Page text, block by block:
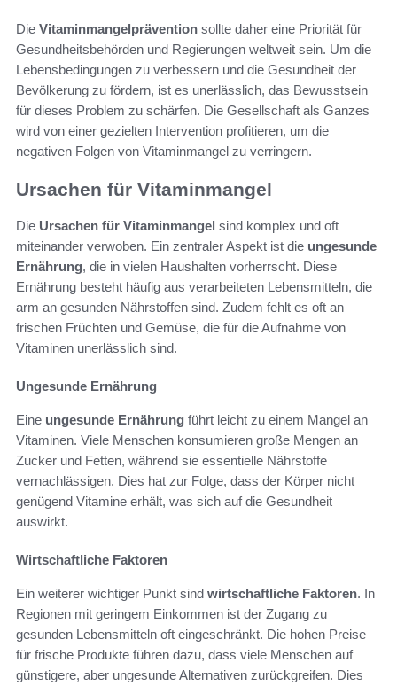
Die Vitaminmangelprävention sollte daher eine Priorität für
Gesundheitsbehörden und Regierungen weltweit sein. Um die
Lebensbedingungen zu verbessern und die Gesundheit der
Bevölkerung zu fördern, ist es unerlässlich, das Bewusstsein
für dieses Problem zu schärfen. Die Gesellschaft als Ganzes
wird von einer gezielten Intervention profitieren, um die
negativen Folgen von Vitaminmangel zu verringern.
Ursachen für Vitaminmangel
Die Ursachen für Vitaminmangel sind komplex und oft
miteinander verwoben. Ein zentraler Aspekt ist die ungesunde
Ernährung, die in vielen Haushalten vorherrscht. Diese
Ernährung besteht häufig aus verarbeiteten Lebensmitteln, die
arm an gesunden Nährstoffen sind. Zudem fehlt es oft an
frischen Früchten und Gemüse, die für die Aufnahme von
Vitaminen unerlässlich sind.
Ungesunde Ernährung
Eine ungesunde Ernährung führt leicht zu einem Mangel an
Vitaminen. Viele Menschen konsumieren große Mengen an
Zucker und Fetten, während sie essentielle Nährstoffe
vernachlässigen. Dies hat zur Folge, dass der Körper nicht
genügend Vitamine erhält, was sich auf die Gesundheit
auswirkt.
Wirtschaftliche Faktoren
Ein weiterer wichtiger Punkt sind wirtschaftliche Faktoren. In
Regionen mit geringem Einkommen ist der Zugang zu
gesunden Lebensmitteln oft eingeschränkt. Die hohen Preise
für frische Produkte führen dazu, dass viele Menschen auf
günstigere, aber ungesunde Alternativen zurückgreifen. Dies